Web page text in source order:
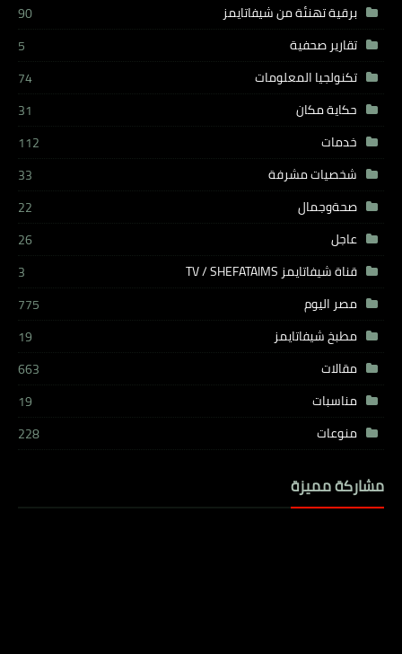
برقية تهنئة من شيفاتايمز
90
تقارير صحفية
5
تكنولجيا المعلومات
74
حكاية مكان
31
خدمات
112
شخصيات مشرفة
33
صحةوجمال
22
عاجل
26
قناة شيفاتايمز TV / SHEFATAIMS
3
مصر اليوم
775
مطبخ شيفاتايمز
19
مقالات
663
مناسبات
19
منوعات
228
مشاركة مميزة